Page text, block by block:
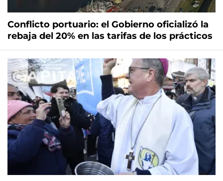
Conflicto portuario: el Gobierno oficializó la
rebaja del 20% en las tarifas de los prácticos